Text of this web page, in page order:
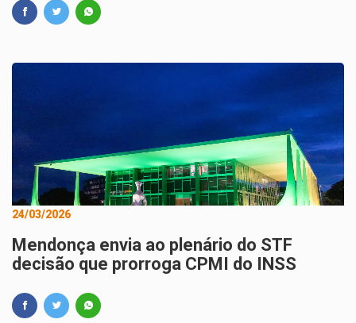
24/03/2026
Mendonça envia ao plenário do STF
decisão que prorroga CPMI do INSS